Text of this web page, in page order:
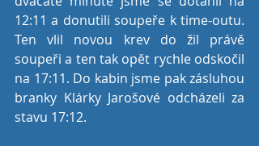
12:11 a donutili soupeře k time-outu.
Ten vlil novou krev do žil právě
soupeři a ten tak opět rychle odskočil
na 17:11. Do kabin jsme pak zásluhou
branky Klárky Jarošové odcházeli za
stavu 17:12.